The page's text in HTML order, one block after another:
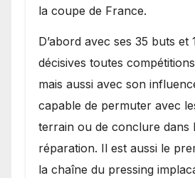
la coupe de France.
D’abord avec ses 35 buts et
décisives toutes
mais aussi avec son
capable de permuter avec
terrain ou de conclure dans
réparation. Il est aussi le
la chaîne du pressing